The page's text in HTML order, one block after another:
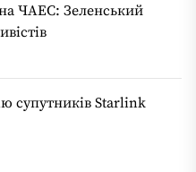
на ЧАЕС: Зеленський
супутників Starlink